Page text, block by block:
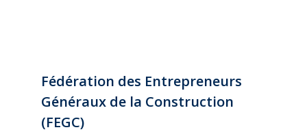
Fédération des Entrepreneurs
Généraux de la Construction
(FEGC)